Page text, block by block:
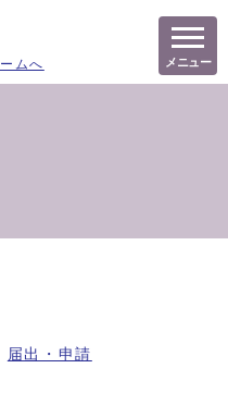
ムへ メニュー
届出・申請